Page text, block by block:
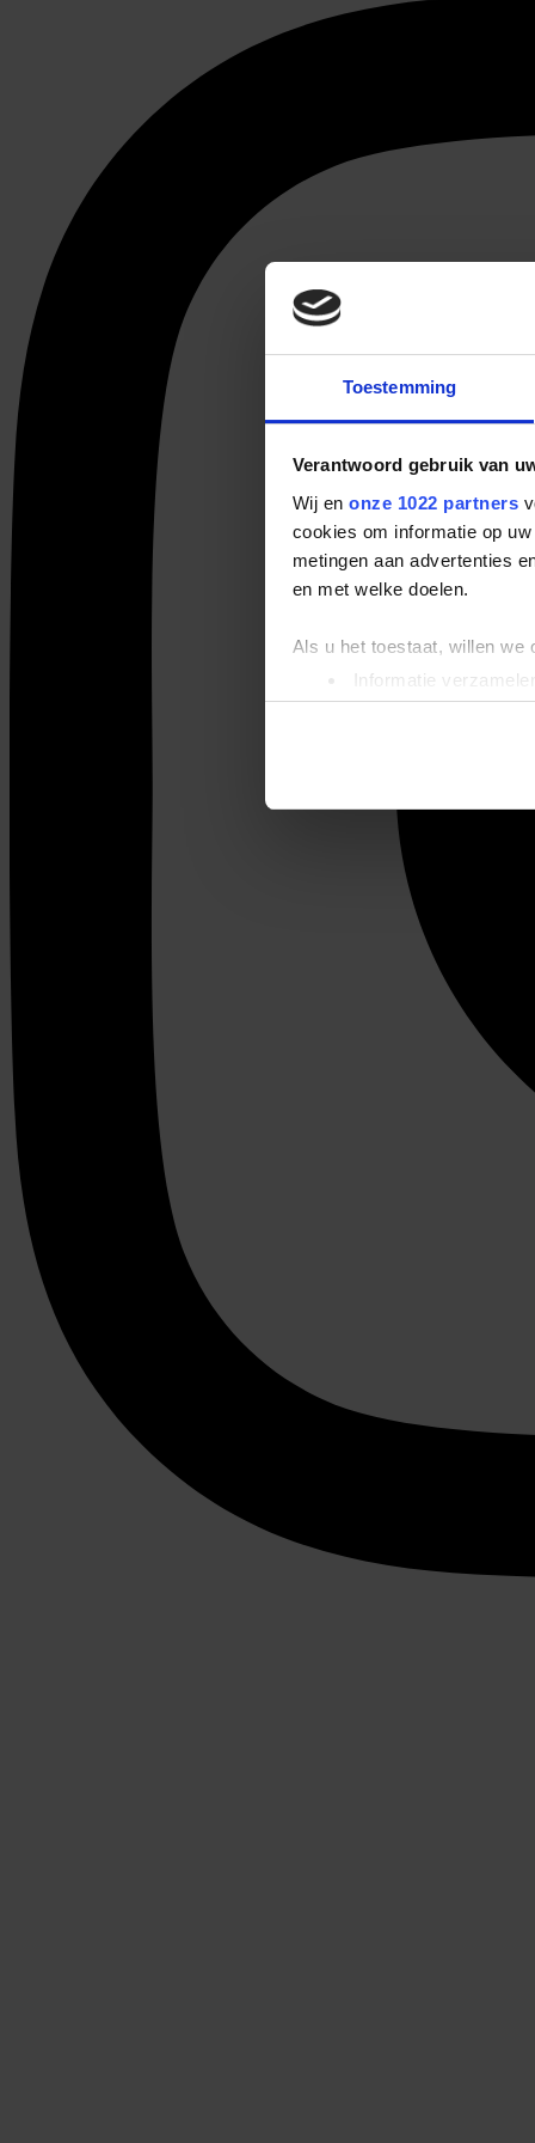
Toestemming
Verantwoord gebruik van
Wij en onze 1022 partners
cookies om informatie op
metingen aan advertenties
en met welke doelen.
Als u het toestaat, willen we
Informatie
Uw apparaat
Lees meer over hoe uw
We gebruiken cookies om
websiteverkeer te
media, adverteren en
verstrekt of die ze hebben